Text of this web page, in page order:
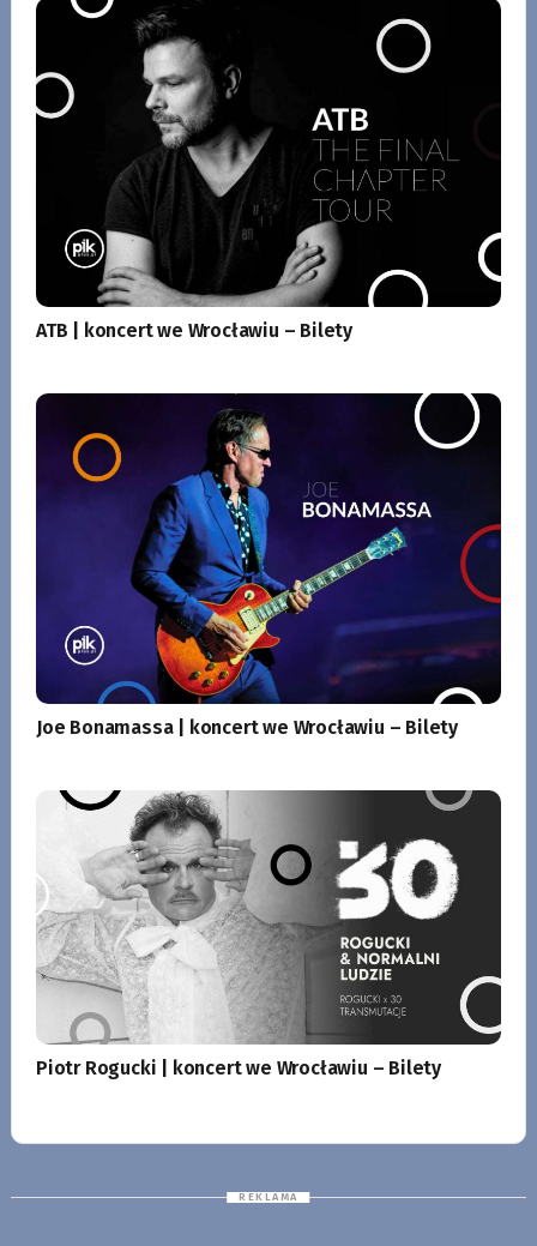
ATB | koncert we Wrocławiu – Bilety
Joe Bonamassa | koncert we Wrocławiu – Bilety
Piotr Rogucki | koncert we Wrocławiu – Bilety